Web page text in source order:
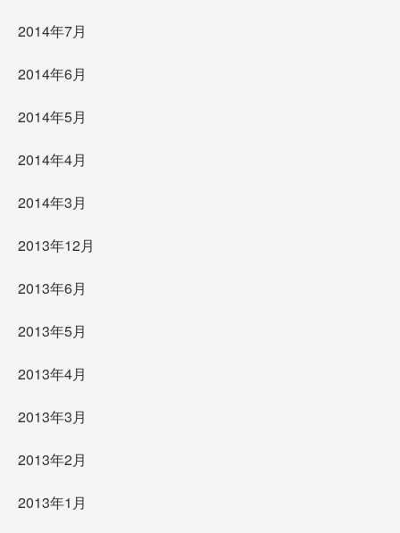
2014年7月
2014年6月
2014年5月
2014年4月
2014年3月
2013年12月
2013年6月
2013年5月
2013年4月
2013年3月
2013年2月
2013年1月